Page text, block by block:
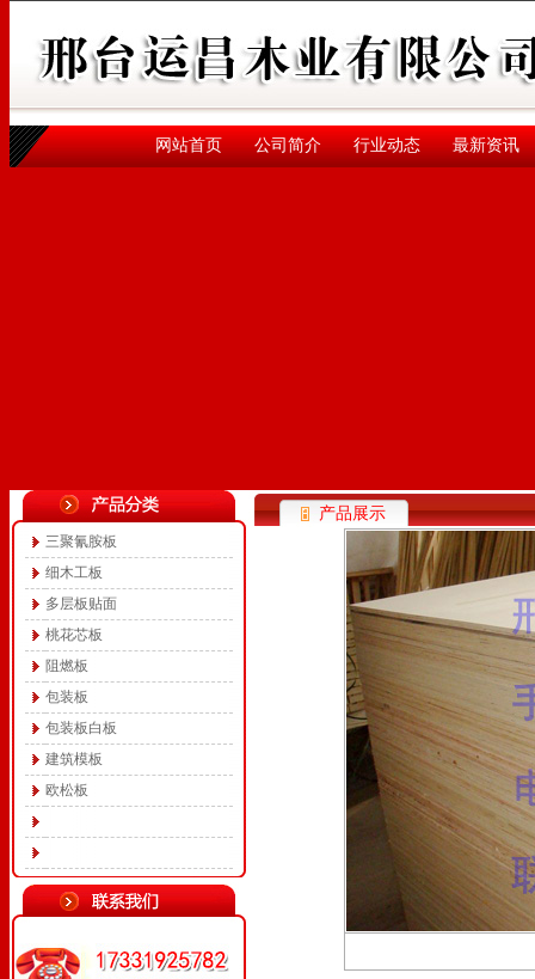
网站首页 公司简介 行业动态 最新资讯
三聚氰胺板
细木工板
多层板贴面
桃花芯板
阻燃板
包装板
包装板白板
建筑模板
欧松板
产品展示